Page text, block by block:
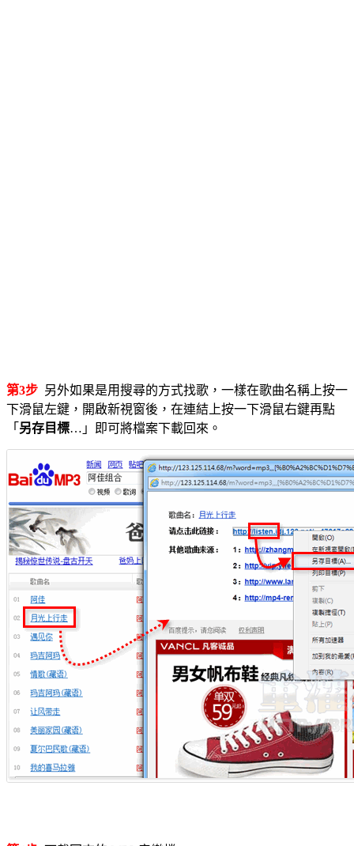
第3步 另外如果是用搜尋的方式找歌，一樣在歌曲名稱上按一
下滑鼠左鍵，開啟新視窗後，在連結上按一下滑鼠右鍵再點
「 另存目標…」即可將檔案下載回來。